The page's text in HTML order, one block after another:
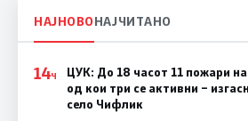
НАЈНОВОНАЈЧИТАНО
14Ч
ЦУК: До 18 часот 11 пожари
од кои три се активни –
село Чифлик